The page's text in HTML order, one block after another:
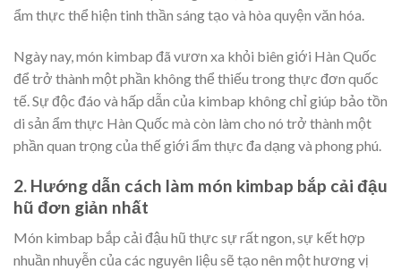
ẩm thực thể hiện tinh thần sáng tạo và hòa quyện văn hóa.
Ngày nay, món kimbap đã vươn xa khỏi biên giới Hàn Quốc
để trở thành một phần không thể thiếu trong thực đơn quốc
tế. Sự độc đáo và hấp dẫn của kimbap không chỉ giúp bảo tồn
di sản ẩm thực Hàn Quốc mà còn làm cho nó trở thành một
phần quan trọng của thế giới ẩm thực đa dạng và phong phú.
2. Hướng dẫn cách làm món kimbap bắp cải đậu
hũ đơn giản nhất
Món kimbap bắp cải đậu hũ thực sự rất ngon, sự kết hợp
nhuần nhuyễn của các nguyên liệu sẽ tạo nên một hương vị